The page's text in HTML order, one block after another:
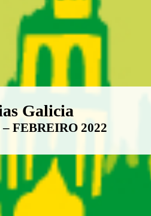
Noticias Galicia
Galicia
FEBREIRO 2022